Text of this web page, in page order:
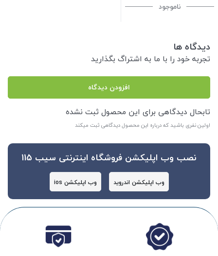
ناموجود
دیدگاه ها
تجربه خود را با ما به اشتراگ بگذارید
افزودن دیدگاه
تابحال دیدگاهی برای این محصول ثبت نشده
اولین نفری باشید که درباره این محصول دیدگاهی ثبت میکند
نصب وب اپلیکشن فروشگاه اینترنتی سیب 115
وب اپلیکشن اندروید وب اپلیکشن ios